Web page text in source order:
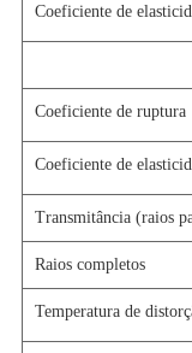
Coeficiente de
Coeficiente de ruptura
Coeficiente de
Transmitância (raios
Raios completos
Temperatura de